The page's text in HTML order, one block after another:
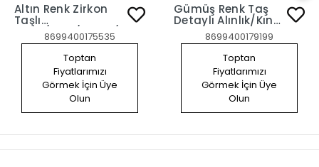
Altın Renk Zirkon
Taşlı
Gelin/Kına/Nişan/Söz
Tasarım Saç
Aksesuarı
8699400175535
Toptan
Fiyatlarımızı
Görmek İçin Üye
Olun
Gümüş Renk Taş
Detaylı Alınlık/Kına
Aksesuarı8699400179199
Toptan
Fiyatlarımızı
Görmek İçin Üye
Olun